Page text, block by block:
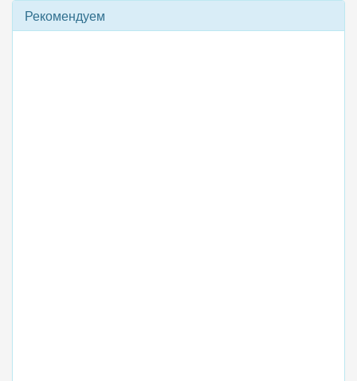
Рекомендуем